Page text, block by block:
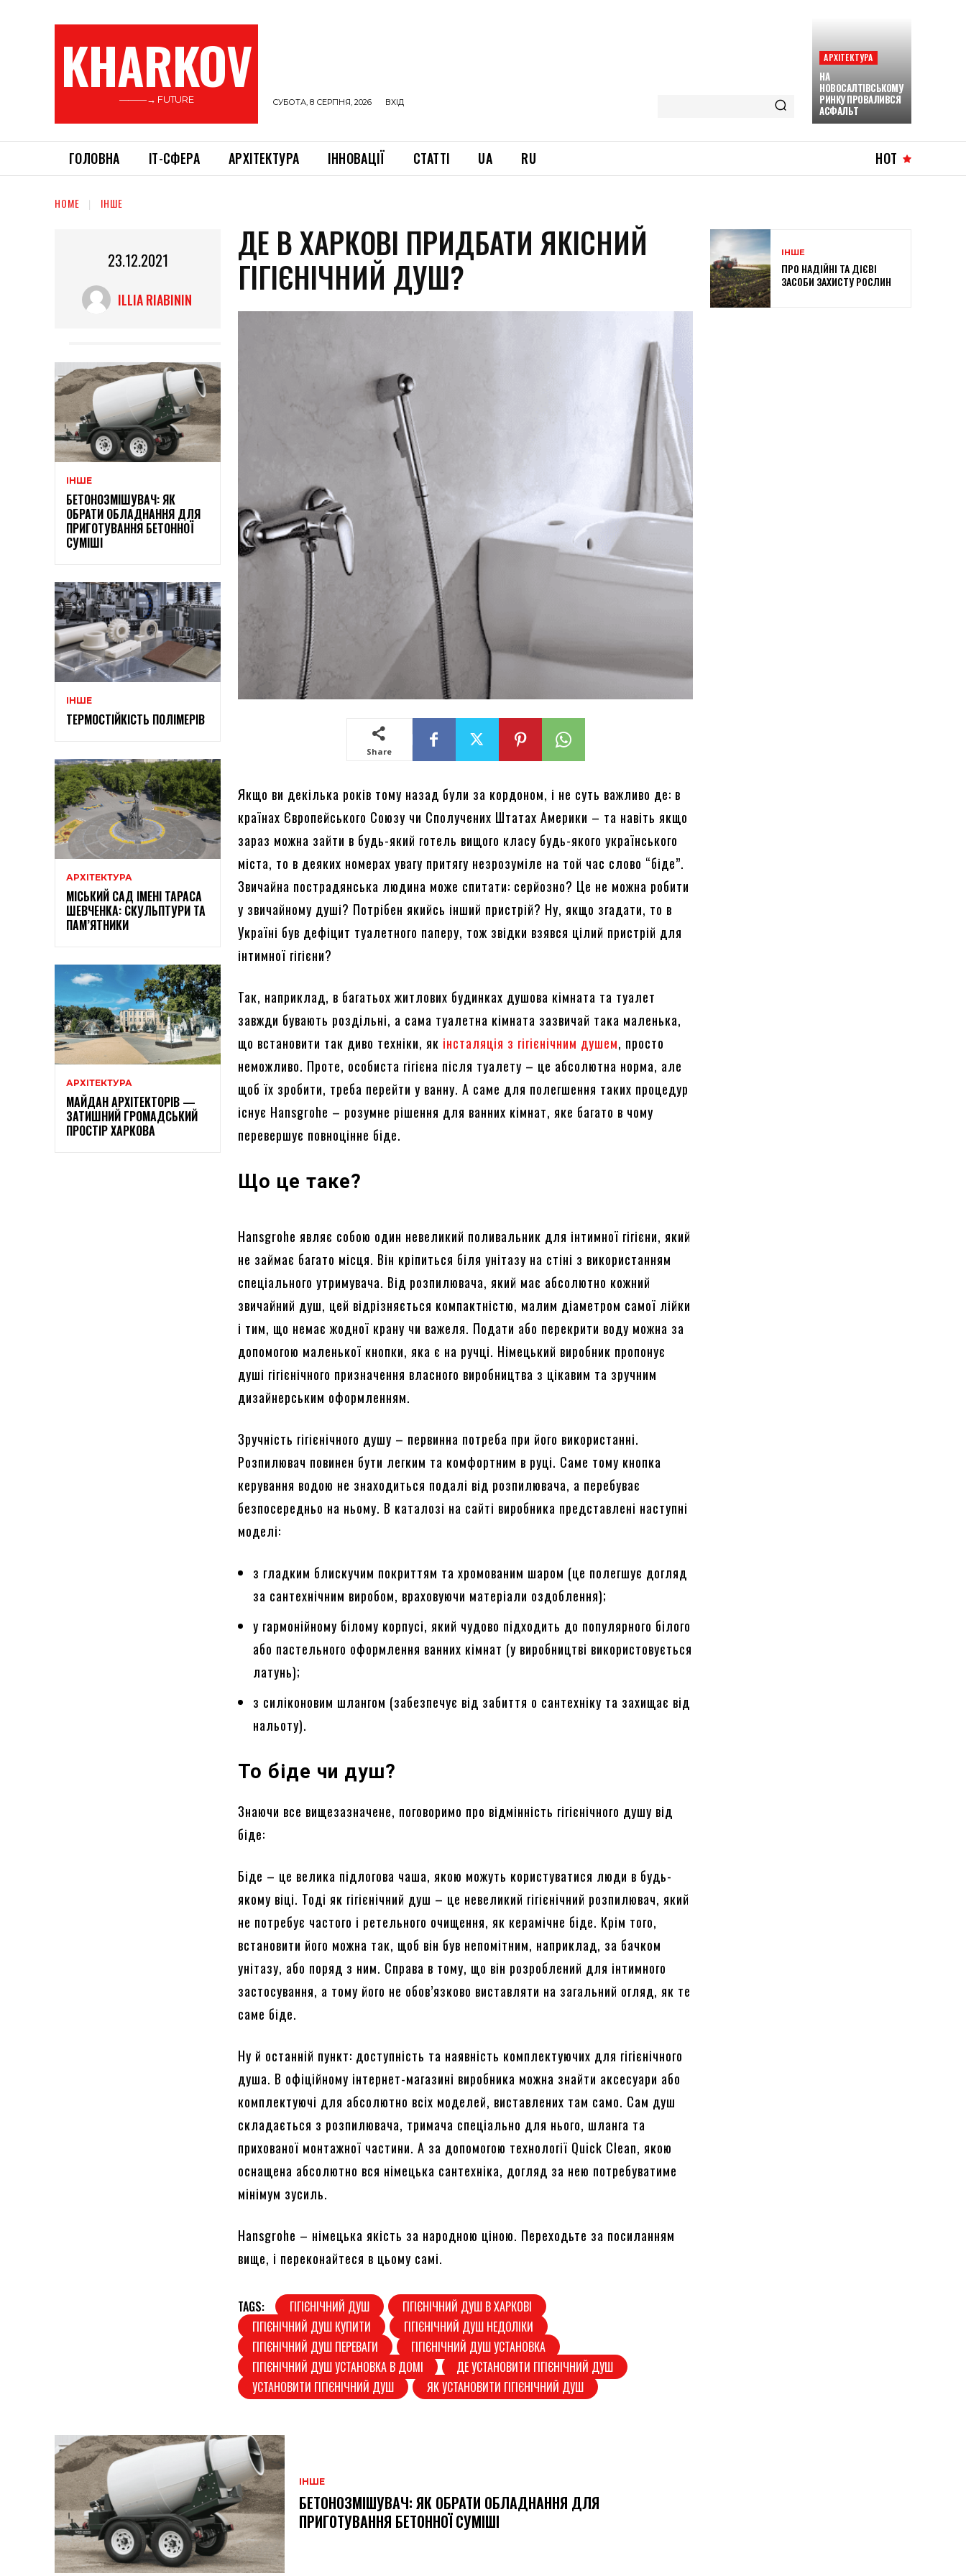
KHARKOV
———→ FUTURE СУБОТА, 8 СЕРПНЯ, 2026 ВХІД
АРХІТЕКТУРА
НА
НОВОСАЛТІВСЬКОМУ
РИНКУ ПРОВАЛИВСЯ
АСФАЛЬТ
ГОЛОВНА ІТ-СФЕРА АРХІТЕКТУРА ІННОВАЦІЇ СТАТТІ UA RU HOT
HOME ІНШЕ
23.12.2021
ILLIA RIABININ
ІНШЕ
БЕТОНОЗМІШУВАЧ: ЯК
ОБРАТИ ОБЛАДНАННЯ ДЛЯ
ПРИГОТУВАННЯ БЕТОННОЇ
СУМІШІ
ІНШЕ
ТЕРМОСТІЙКІСТЬ ПОЛІМЕРІВ
АРХІТЕКТУРА
МІСЬКИЙ САД ІМЕНІ ТАРАСА
ШЕВЧЕНКА: СКУЛЬПТУРИ ТА
ПАМ’ЯТНИКИ
АРХІТЕКТУРА
МАЙДАН АРХІТЕКТОРІВ —
ЗАТИШНИЙ ГРОМАДСЬКИЙ
ПРОСТІР ХАРКОВА
ДЕ В ХАРКОВІ ПРИДБАТИ ЯКІСНИЙ
ГІГІЄНІЧНИЙ ДУШ?
Share
Якщо ви декілька років тому назад були за кордоном, і не суть важливо де: в
країнах Європейського Союзу чи Сполучених Штатах Америки – та навіть якщо
зараз можна зайти в будь-який готель вищого класу будь-якого українського
міста, то в деяких номерах увагу притягу незрозуміле на той час слово “біде”.
Звичайна пострадянська людина може спитати: серйозно? Це не можна робити
у звичайному душі? Потрібен якийсь інший пристрій? Ну, якщо згадати, то в
Україні був дефіцит туалетного паперу, тож звідки взявся цілий пристрій для
інтимної гігієни?
Так, наприклад, в багатьох житлових будинках душова кімната та туалет
завжди бувають роздільні, а сама туалетна кімната зазвичай така маленька,
що встановити так диво техніки, як інсталяція з гігієнічним душем, просто
неможливо. Проте, особиста гігієна після туалету – це абсолютна норма, але
щоб їх зробити, треба перейти у ванну. А саме для полегшення таких процедур
існує Hansgrohe – розумне рішення для ванних кімнат, яке багато в чому
перевершує повноцінне біде.
Що це таке?
Hansgrohe являє собою один невеликий поливальник для інтимної гігієни, який
не займає багато місця. Він кріпиться біля унітазу на стіні з використанням
спеціального утримувача. Від розпилювача, який має абсолютно кожний
звичайний душ, цей відрізняється компактністю, малим діаметром самої лійки
і тим, що немає жодної крану чи важеля. Подати або перекрити воду можна за
допомогою маленької кнопки, яка є на ручці. Німецький виробник пропонує
душі гігієнічного призначення власного виробництва з цікавим та зручним
дизайнерським оформленням.
Зручність гігієнічного душу – первинна потреба при його використанні.
Розпилювач повинен бути легким та комфортним в руці. Саме тому кнопка
керування водою не знаходиться подалі від розпилювача, а перебуває
безпосередньо на ньому. В каталозі на сайті виробника представлені наступні
моделі:
з гладким блискучим покриттям та хромованим шаром (це полегшує догляд
за сантехнічним виробом, враховуючи матеріали оздоблення);
у гармонійному білому корпусі, який чудово підходить до популярного білого
або пастельного оформлення ванних кімнат (у виробництві використовується
латунь);
з силіконовим шлангом (забезпечує від забиття о сантехніку та захищає від
нальоту).
То біде чи душ?
Знаючи все вищезазначене, поговоримо про відмінність гігієнічного душу від
біде:
Біде – це велика підлогова чаша, якою можуть користуватися люди в будь-
якому віці. Тоді як гігієнічний душ – це невеликий гігієнічний розпилювач, який
не потребує частого і ретельного очищення, як керамічне біде. Крім того,
встановити його можна так, щоб він був непомітним, наприклад, за бачком
унітазу, або поряд з ним. Справа в тому, що він розроблений для інтимного
застосування, а тому його не обов’язково виставляти на загальний огляд, як те
саме біде.
Ну й останній пункт: доступність та наявність комплектуючих для гігієнічного
душа. В офіційному інтернет-магазині виробника можна знайти аксесуари або
комплектуючі для абсолютно всіх моделей, виставлених там само. Сам душ
складається з розпилювача, тримача спеціально для нього, шланга та
прихованої монтажної частини. А за допомогою технології Quick Clean, якою
оснащена абсолютно вся німецька сантехніка, догляд за нею потребуватиме
мінімум зусиль.
Hansgrohe – німецька якість за народною ціною. Переходьте за посиланням
вище, і переконайтеся в цьому самі.
TAGS: ГІГІЄНІЧНИЙ ДУШ
ГІГІЄНІЧНИЙ ДУШ В ХАРКОВІ
ГІГІЄНІЧНИЙ ДУШ КУПИТИ
ГІГІЄНІЧНИЙ ДУШ НЕДОЛІКИ
ГІГІЄНІЧНИЙ ДУШ ПЕРЕВАГИ
ГІГІЄНІЧНИЙ ДУШ УСТАНОВКА
ГІГІЄНІЧНИЙ ДУШ УСТАНОВКА В ДОМІ
ДЕ УСТАНОВИТИ ГІГІЄНІЧНИЙ ДУШ
УСТАНОВИТИ ГІГІЄНІЧНИЙ ДУШ
ЯК УСТАНОВИТИ ГІГІЄНІЧНИЙ ДУШ
ІНШЕ
БЕТОНОЗМІШУВАЧ: ЯК ОБРАТИ ОБЛАДНАННЯ ДЛЯ
ПРИГОТУВАННЯ БЕТОННОЇ СУМІШІ
ІНШЕ
ПРО НАДІЙНІ ТА ДІЄВІ
ЗАСОБИ ЗАХИСТУ РОСЛИН